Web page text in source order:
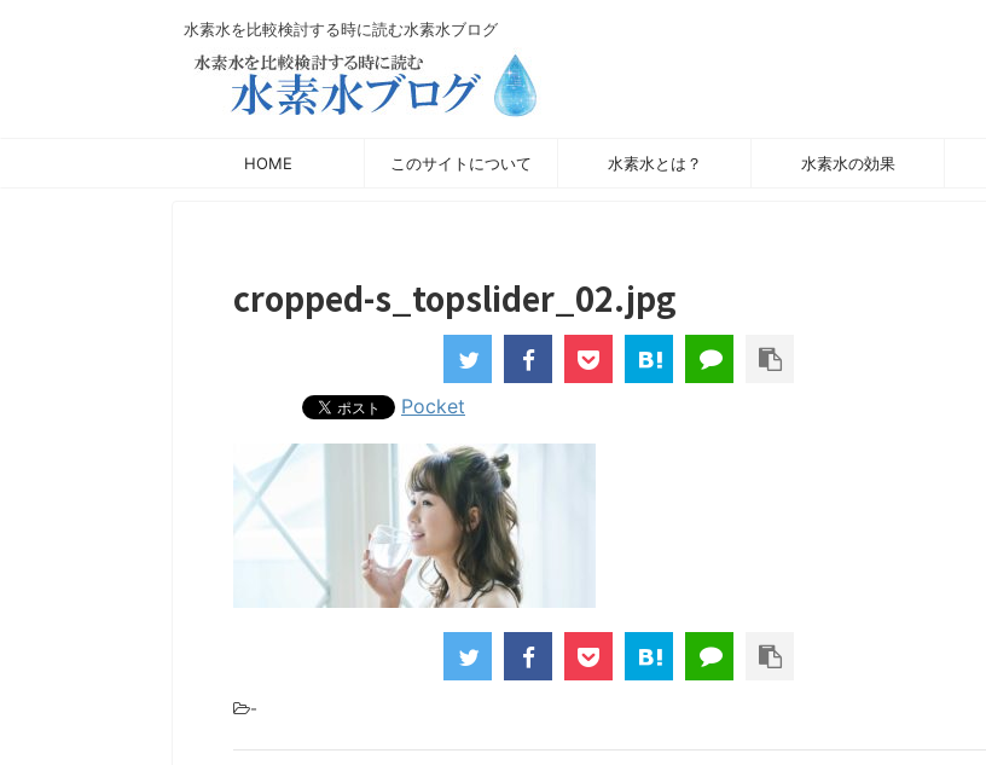
水素水を比較検討する時に読む水素水ブログ
HOME このサイトについて 水素水とは？ 水素水の効果
cropped-s_topslider_02.jpg
Pocket
-